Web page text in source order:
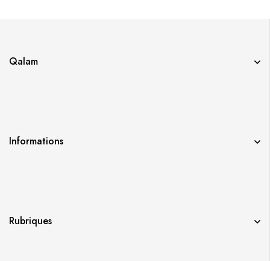
Qalam
Informations
Rubriques